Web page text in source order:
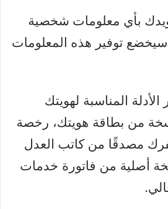
بأي معلومات شخصية
توفير هذه المعلومات
المناسبة لهويتك
من بطاقة هويتك، رخصة
مصدقًا من كاتب العدل
أصلية من فاتورة خدمات